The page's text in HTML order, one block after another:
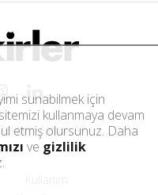
Ajansı. All
sunabilmek için
kullanmaya devam
etmiş olursunuz. Daha
ve gizlilik